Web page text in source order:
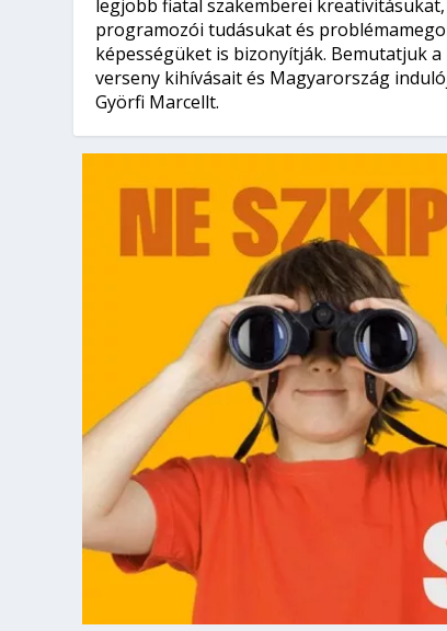
legjobb fiatal szakemberei kreativitásukat,
programozói tudásukat és
képességüket is bizonyítják. Bemutatjuk a
verseny kihívásait és Magyarország
Györfi Marcellt.